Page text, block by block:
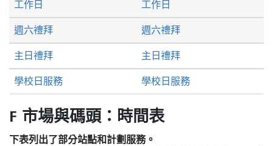
週六禮拜 週六禮拜
主日禮拜 主日禮拜
工作日 工作日
學校日服務 學校日服務
F 市場與碼頭：時間表
下表列出了部分站點和計劃服務。